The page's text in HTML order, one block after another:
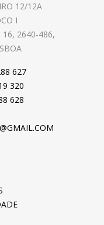
12/12A
I
16, 2640-486,
627
320
628